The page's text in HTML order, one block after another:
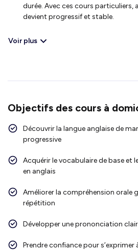
durée. Avec ces cours particuliers,
devient progressif et stable.
Voir plus
Objectifs des cours à
Découvrir la langue anglaise de
progressive
Acquérir le vocabulaire de base et
en anglais
Améliorer la compréhension orale
répétition
Développer une prononciation
Prendre confiance pour s’exprimer